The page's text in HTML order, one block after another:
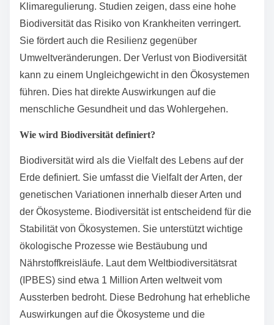
Klimaregulierung. Studien zeigen, dass eine hohe
Biodiversität das Risiko von Krankheiten verringert.
Sie fördert auch die Resilienz gegenüber
Umweltveränderungen. Der Verlust von Biodiversität
kann zu einem Ungleichgewicht in den Ökosystemen
führen. Dies hat direkte Auswirkungen auf die
menschliche Gesundheit und das Wohlergehen.
Wie wird Biodiversität definiert?
Biodiversität wird als die Vielfalt des Lebens auf der
Erde definiert. Sie umfasst die Vielfalt der Arten, der
genetischen Variationen innerhalb dieser Arten und
der Ökosysteme. Biodiversität ist entscheidend für die
Stabilität von Ökosystemen. Sie unterstützt wichtige
ökologische Prozesse wie Bestäubung und
Nährstoffkreisläufe. Laut dem Weltbiodiversitätsrat
(IPBES) sind etwa 1 Million Arten weltweit vom
Aussterben bedroht. Diese Bedrohung hat erhebliche
Auswirkungen auf die Ökosysteme und die